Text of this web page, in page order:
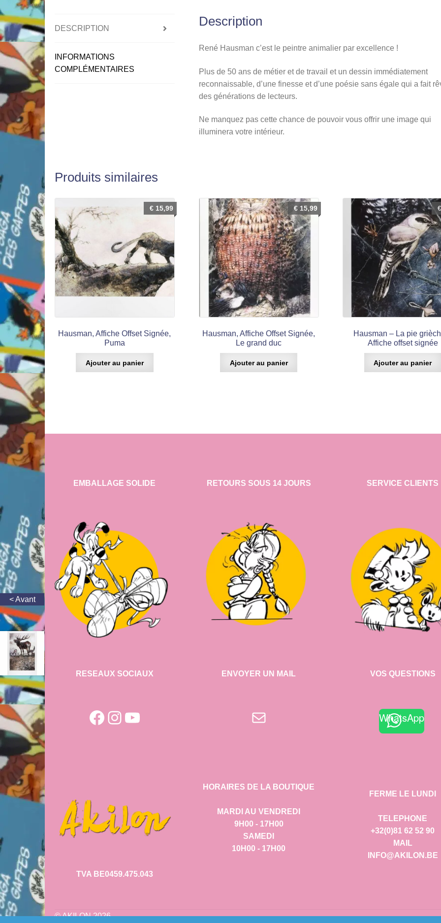
DESCRIPTION
INFORMATIONS
COMPLÉMENTAIRES
Description
René Hausman c’est le peintre animalier par excellence !
Plus de 50 ans de métier et de travail et un dessin immédiatement
reconnaissable, d’une finesse et d’une poésie sans égale qui a fait
des générations de lecteurs.
Ne manquez pas cette chance de pouvoir vous offrir une image qui
illuminera votre intérieur.
Produits similaires
Hausman, Affiche Offset Signée,
Puma
€15,99
Ajouter au panier
Hausman, Affiche Offset Signée,
Le grand duc
€15,99
Ajouter au panier
Hausman – La pie
Affiche offset signée
Ajouter au panier
EMBALLAGE SOLIDE
RESEAUX SOCIAUX
Facebook
Instagram
YouTube
TVA BE0459.475.043
RETOURS SOUS 14 JOURS
ENVOYER UN MAIL
E-mail
HORAIRES DE LA BOUTIQUE
MARDI AU VENDREDI
9H00 - 17H00
SAMEDI
10H00 - 17H00
SERVICE CLIENTS
VOS QUESTIONS
WhatsApp
FERME LE LUNDI
TELEPHONE
+32(0)81 62 52 90
MAIL
INFO@AKILON.BE
© AKILON 2026